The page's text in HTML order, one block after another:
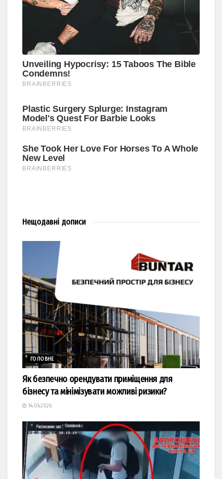
Нещодавні дописи
ГОЛОВНЕ
Як безпечно орендувати приміщення для
бізнесу та мінімізувати можливі ризики?
14.06.2026